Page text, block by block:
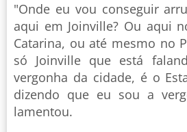
"Onde eu vou conseguir
aqui em Joinville? Ou aqui
Catarina, ou até mesmo no
só Joinville que está
vergonha da cidade, é o
dizendo que eu sou a
lamentou.